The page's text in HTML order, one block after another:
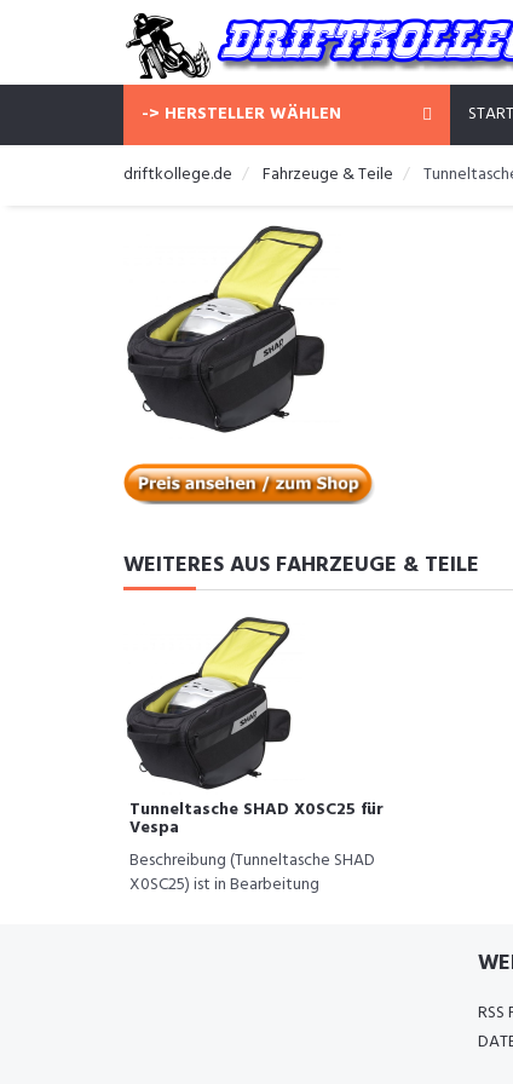
-> HERSTELLER WÄHLEN
driftkollege.de Fahrzeuge & Teile
WEITERES AUS FAHRZEUGE & TEILE
Tunneltasche SHAD X0SC25 für
Vespa
Beschreibung (Tunneltasche SHAD
X0SC25) ist in Bearbeitung
RSS